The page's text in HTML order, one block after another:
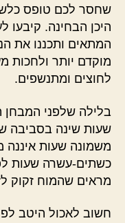
שחסר לכם טופס
היכן הבחינה.
המתאים ותכננו את
מוקדם יותר ולחכות
לחוצים ומתנשפים.
שעות שינה בסביבה
משמונה שעות איננה
כשתים-עשרה שעות
מראים שהמוח זקוק
חשוב לאכול היטב